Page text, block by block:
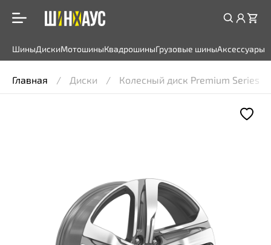
ШиныДискиМотошиныКвадрошиныГрузовые шиныАксессуары
Главная Диски Колесный диск Premium Series